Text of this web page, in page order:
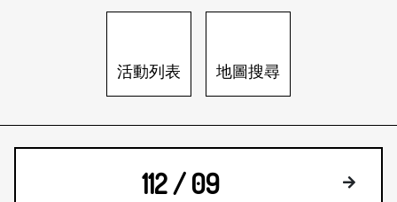
日本語 登入/註冊
活動列表 地圖搜尋
112 / 09 下個月